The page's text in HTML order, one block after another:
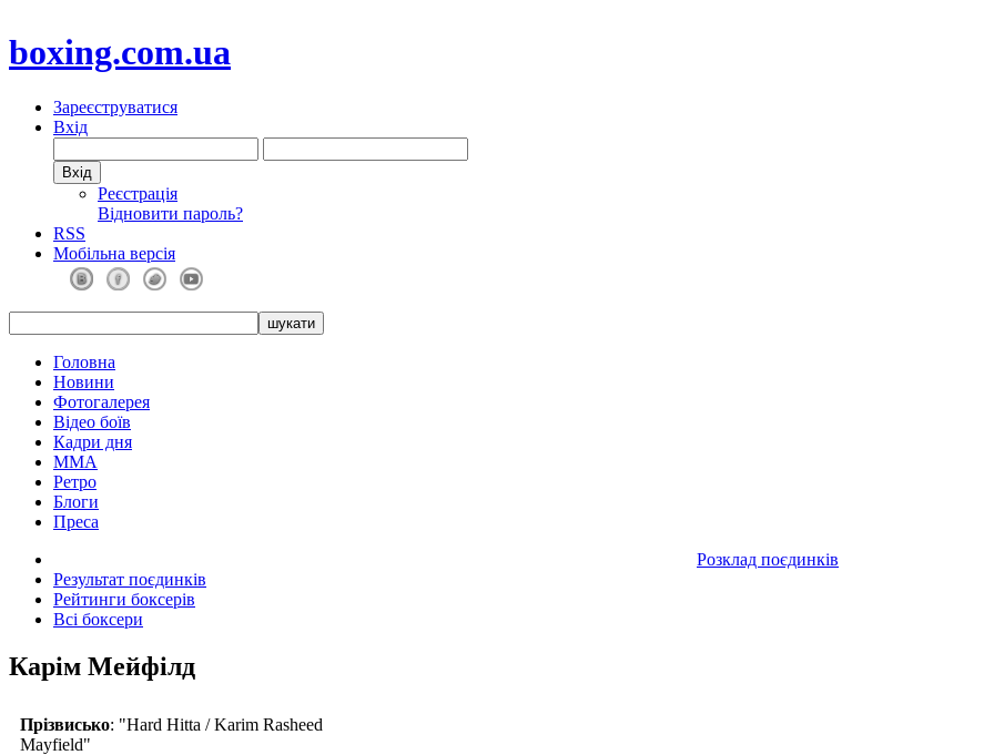
boxing.com.ua
Зареєструватися
Вхід
Реєстрація
Відновити пароль?
RSS
Мобільна версія
Головна
Новини
Фотогалерея
Відео боїв
Кадри дня
ММА
Ретро
Блоги
Преса
Розклад поєдинків
Результат поєдинків
Рейтинги боксерів
Всі боксери
Карім Мейфілд
Прізвисько: "Hard Hitta / Karim Rasheed
Mayfield"